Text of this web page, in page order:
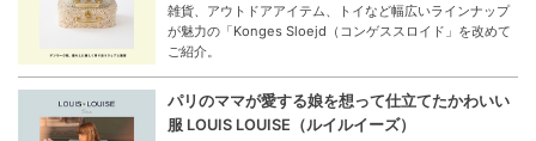
雑貨、アウトドアアイテム、トイなど幅広いラインナップ
が魅力の「Konges Sloejd（コンゲススロイド」を改めて
ご紹介。
パリのママが愛する娘を想って仕立てたかわいい
服 LOUIS LOUISE（ルイルイーズ）